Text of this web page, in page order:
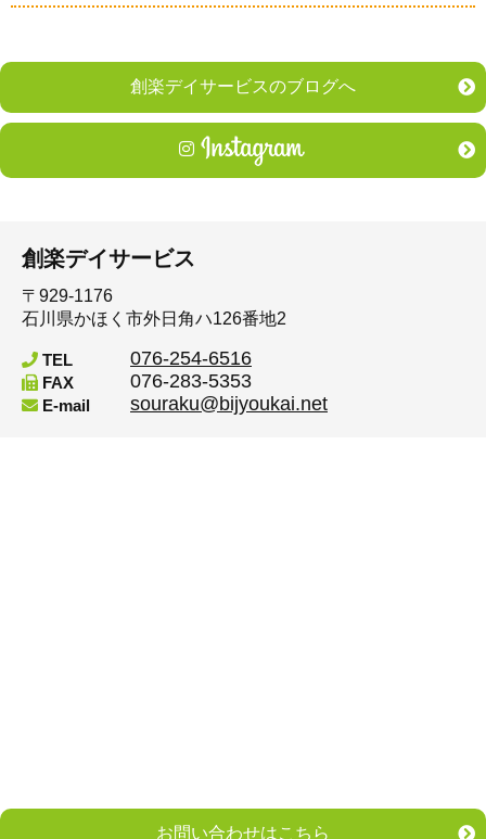
創楽デイサービスのブログへ
創楽デイサービス
〒929-1176
石川県かほく市外日角ハ126番地2
TEL 076-254-6516
FAX 076-283-5353
E-mail souraku@bijyoukai.net
お問い合わせはこちら